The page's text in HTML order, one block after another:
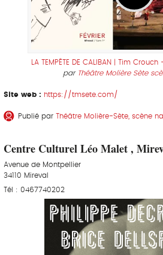
LA TEMPÊTE DE CALIBAN | Tim
par Théâtre Molière Sète
Site web : https://tmsete.com/
Publié par Théâtre Molière-Sète, scène
Centre Culturel Léo Malet ,
Avenue de Montpellier
34110 Mireval
Tél : 0467740202